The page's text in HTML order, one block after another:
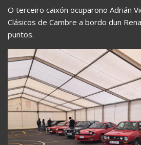
O terceiro caixón ocuparono Adrián
Clásicos de Cambre a bordo dun
puntos.